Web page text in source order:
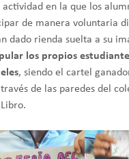
actividad en la que los
de manera voluntaria
dado rienda suelta a su
los propios
, siendo el cartel
de las paredes del